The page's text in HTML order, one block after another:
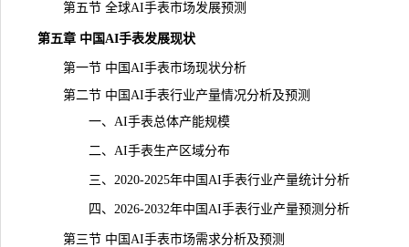
第五节 全球AI手表市场发展预测
第五章 中国AI手表发展现状
第一节 中国AI手表市场现状分析
第二节 中国AI手表行业产量情况分析及预测
一、AI手表总体产能规模
二、AI手表生产区域分布
三、2020-2025年中国AI手表行业产量统计分析
四、2026-2032年中国AI手表行业产量预测分析
第三节 中国AI手表市场需求分析及预测